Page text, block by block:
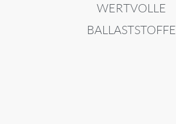
WERTVOLLE
BALLASTSTOFFE